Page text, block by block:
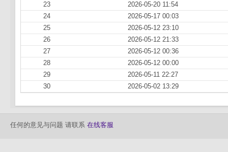
23
2026-05-20 11:54
24
2026-05-17 00:03
25
2026-05-12 23:10
26
2026-05-12 21:33
27
2026-05-12 00:36
28
2026-05-12 00:00
29
2026-05-11 22:27
30
2026-05-02 13:29
任何的意见与问题 请联系 在线客服